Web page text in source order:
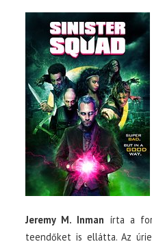
Jeremy M. Inman írta a
teendőket is ellátta. Az